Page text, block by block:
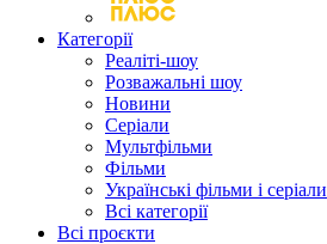
Категорії
Реаліті-шоу
Розважальні шоу
Новини
Серіали
Мультфільми
Фільми
Українські фільми і серіали
Всі категорії
Всі проєкти